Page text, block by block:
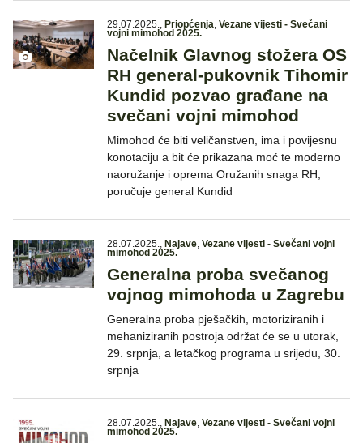
29.07.2025., Priopćenja, Vezane vijesti - Svečani
vojni mimohod 2025.
Načelnik Glavnog stožera OS
RH general-pukovnik Tihomir
Kundid pozvao građane na
svečani vojni mimohod
Mimohod će biti veličanstven, ima i povijesnu
konotaciju a bit će prikazana moć te moderno
naoružanje i oprema Oružanih snaga RH,
poručuje general Kundid
28.07.2025., Najave, Vezane vijesti - Svečani vojni
mimohod 2025.
Generalna proba svečanog
vojnog mimohoda u Zagrebu
Generalna proba pješačkih, motoriziranih i
mehaniziranih postroja održat će se u utorak,
29. srpnja, a letačkog programa u srijedu, 30.
srpnja
28.07.2025., Najave, Vezane vijesti - Svečani vojni
mimohod 2025.